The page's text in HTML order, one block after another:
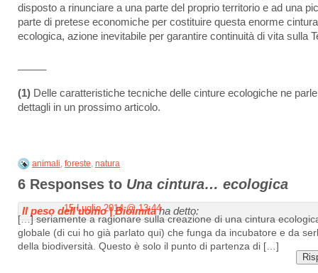
disposto a rinunciare a una parte del proprio territorio e ad una
parte di pretese economiche per costituire questa enorme cintura
ecologica, azione inevitabile per garantire continuità di vita sulla
(1) Delle caratteristiche tecniche delle cinture ecologiche ne
dettagli in un prossimo articolo.
animali, foreste, natura
6 Responses to Una cintura… ecologica
Il peso dell’uomo | Bioimita ha detto:
15 Luglio 2014 @ 13:44
[…] seriamente a ragionare sulla creazione di una cintura
globale (di cui ho già parlato qui) che funga da incubatore e da
della biodiversità. Questo è solo il punto di partenza di […]